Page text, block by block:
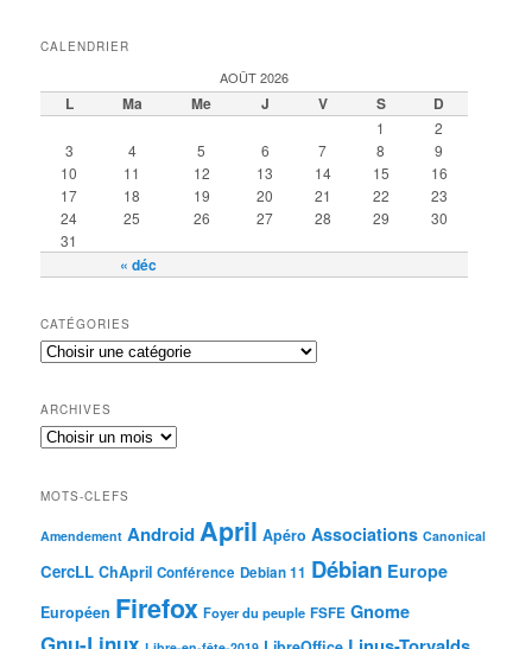
CALENDRIER
AOÛT 2026
L Ma Me J V S D
« déc
1
2
3
4 5 6 7 8
9
10
11 12 13 14 15
16
17
18 19 20 21 22
23
24
25 26 27 28 29
30
31
CATÉGORIES
ARCHIVES
MOTS-CLEFS
Amendement AndroidApril Apéro Associations Canonical
CercLL ChApril Conférence Debian 11 Débian Europe
Européen Firefox Foyer du peuple FSFE Gnome